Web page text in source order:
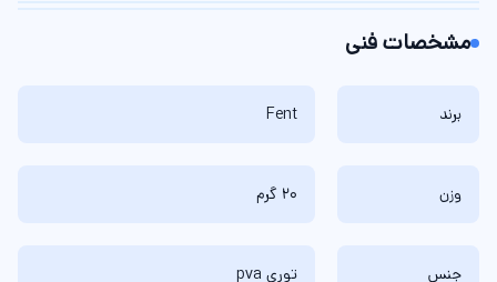
مشخصات فنی
برند Fent
وزن 20 گرم
جنس توری pva